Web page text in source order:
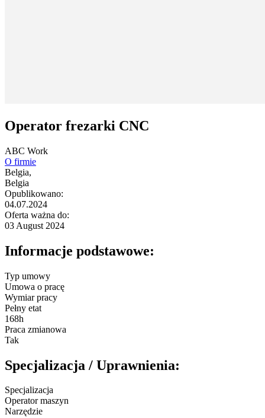
Operator frezarki CNC
ABC Work
O firmie
Belgia,
Belgia
Opublikowano:
04.07.2024
Oferta ważna do:
03 August 2024
Informacje podstawowe:
Typ umowy
Umowa o pracę
Wymiar pracy
Pełny etat
168h
Praca zmianowa
Tak
Specjalizacja / Uprawnienia:
Specjalizacja
Operator maszyn
Narzędzie